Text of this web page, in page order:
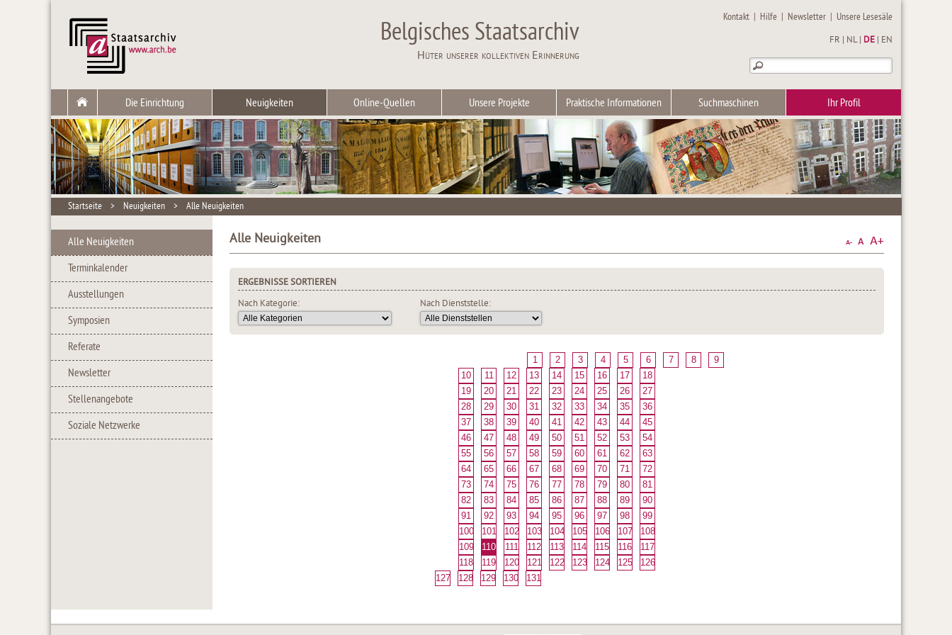
Belgisches Staatsarchiv
Hüter unserer kollektiven Erinnerung
Kontakt | Hilfe | Newsletter | Unsere Lesesäle
FR NL| DE EN
Die Einrichtung Neuigkeiten Online-Quellen Unsere Projekte Praktische Informationen Suchmaschinen Ihr Profil
Startseite > Neuigkeiten > Alle Neuigkeiten
Alle Neuigkeiten
Terminkalender
Ausstellungen
Symposien
Referate
Newsletter
Stellenangebote
Soziale Netzwerke
Alle Neuigkeiten
ERGEBNISSE SORTIEREN
Nach Kategorie:
Nach Dienststelle:
1 2 3 4 5 6 7 8
9
10
11 12 13 14 15 16 17
18
19
20 21 22 23 24 25 26
27
28
29 30 31 32 33 34 35
36
37
38 39 40 41 42 43 44
45
46
47 48 49 50 51 52 53
54
55
56 57 58 59 60 61 62
63
64
65 66 67 68 69 70 71
72
73
74 75 76 77 78 79 80
81
82
83 84 85 86 87 88 89
90
91
92 93 94 95 96 97 98
99
100
101 102 103 104 105 106 107
108
109
110 111 112 113 114 115 116
117
118
119 120 121 122 123 124 125
126
127
128 129 130 131